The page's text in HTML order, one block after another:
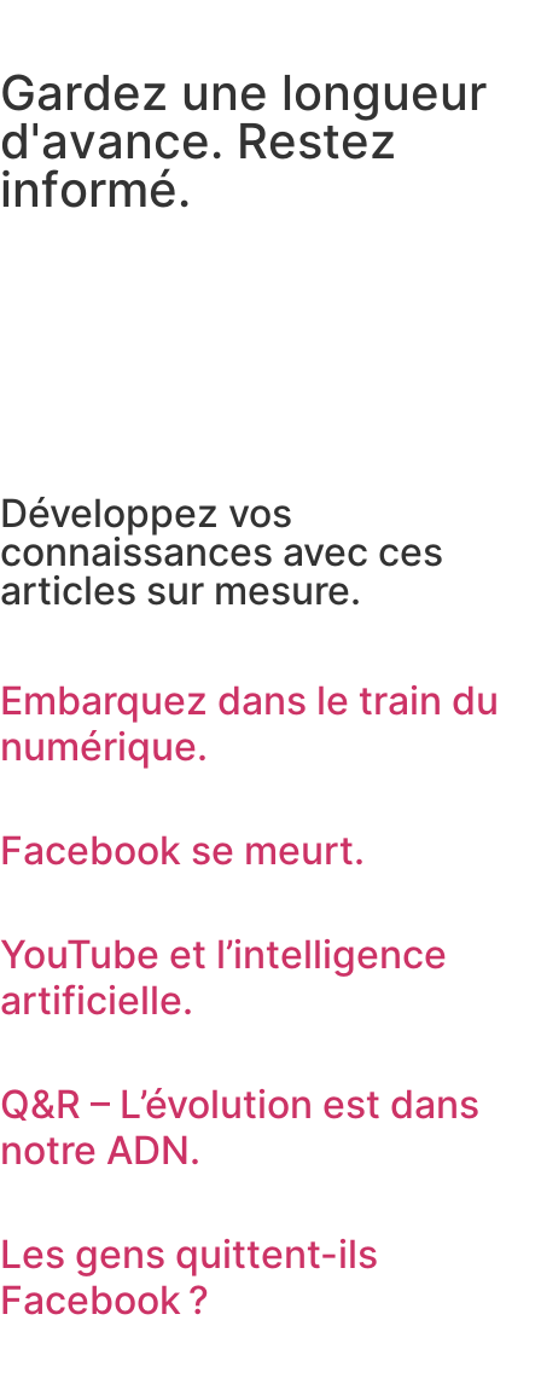
Gardez une longueur
d'avance. Restez
informé.
Développez vos
connaissances avec ces
articles sur mesure.
Embarquez dans le train du
numérique.
Facebook se meurt.
YouTube et l’intelligence
artificielle.
Q&R – L’évolution est dans
notre ADN.
Les gens quittent-ils
Facebook ?